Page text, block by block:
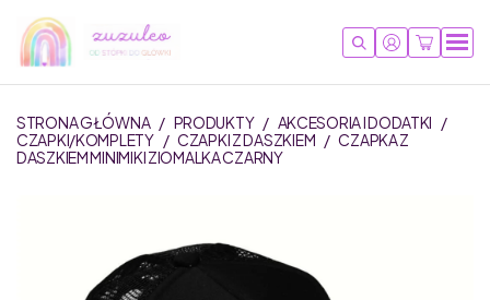
STRONA GŁÓWNA / PRODUKTY / AKCESORIA I DODATKI /
CZAPKI/KOMPLETY / CZAPKI Z DASZKIEM / CZAPKA Z
DASZKIEM MINIMIKI ZIOMALKA CZARNY